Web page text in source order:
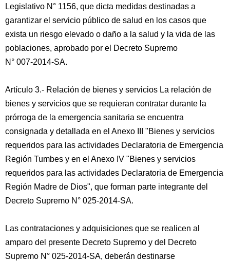
Legislativo N° 1156, que dicta medidas destinadas a
garantizar el servicio público de salud en los casos que
exista un riesgo elevado o daño a la salud y la vida de las
poblaciones, aprobado por el Decreto Supremo
N° 007-2014-SA.
Artículo 3.- Relación de bienes y servicios La relación de
bienes y servicios que se requieran contratar durante la
prórroga de la emergencia sanitaria se encuentra
consignada y detallada en el Anexo III "Bienes y servicios
requeridos para las actividades Declaratoria de Emergencia
Región Tumbes y en el Anexo IV "Bienes y servicios
requeridos para las actividades Declaratoria de Emergencia
Región Madre de Dios", que forman parte integrante del
Decreto Supremo N° 025-2014-SA.
Las contrataciones y adquisiciones que se realicen al
amparo del presente Decreto Supremo y del Decreto
Supremo N° 025-2014-SA, deberán destinarse